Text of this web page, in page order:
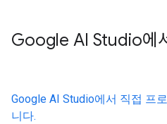
Google AI Studio에
Google AI Studio에서 직접 프
니다.